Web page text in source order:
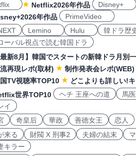
Netflix2026年作品
Disney+
年作品
PrimeVideo
Lemino Hulu
韓ドラ歴
ーバル視点で読む韓国ドラ
最新8月】韓国でスタートの新韓ドラ月別
再現レポ(取材)
制作発表会レポ(WEB)
TV視聴率TOP10
どこよりも詳しい!
世界TOP10
ヘチ 王座への道 馬医
イ
奇皇后 華政 善徳女王
恋人
来る
財閥 X 刑事2 夫婦の結末
キラー